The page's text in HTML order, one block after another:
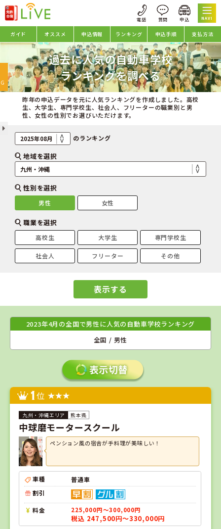
NAVI
ガイド オススメ 申込情報 ランキング 申込手順 支払方法
過去に人気の自動車学校
ランキングを調べる
昨年の申込データを元に人気ランキングを作成しました。高校
生、大学生、専門学校生、社会人、フリーターの職業別と男
性、女性の性別でお選びいただけます。
のランキング
地域を選択
性別を選択
男性 女性
職業を選択
高校生 大学生 専門学校生
社会人 フリーター その他
表示する
2023年4月の全国で男性に人気の自動車学校ランキング
全国 / 男性
1位
熊本県
中球磨モータースクール
ペンション風の宿舎が手料理が美味しい！
車種
普通車
割引
料金 225,000円～300,000円
税込 247,500円～330,000円